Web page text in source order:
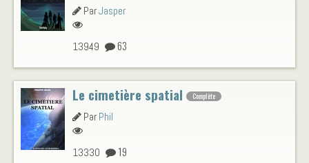
ParJasper
13949 63
Le cimetière spatial Complète
ParPhil
13330 19